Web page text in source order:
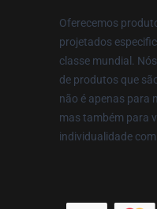
Oferecemos
projetados
classe mundial.
de produtos que
não é apenas para
mas também para
individualidade